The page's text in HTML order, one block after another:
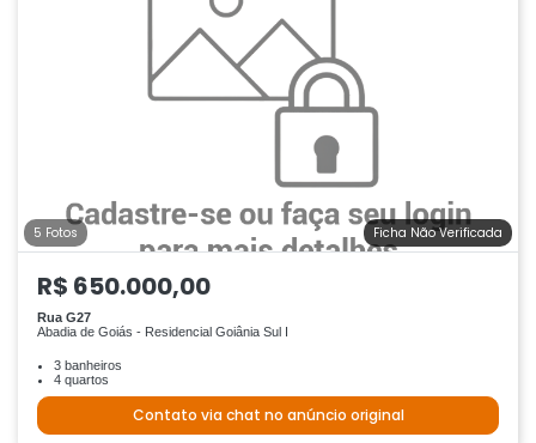
5 Fotos Ficha Não Verificada
R$ 650.000,00
Rua G27
Abadia de Goiás - Residencial Goiânia Sul I
3 banheiros
4 quartos
Contato via chat no anúncio original